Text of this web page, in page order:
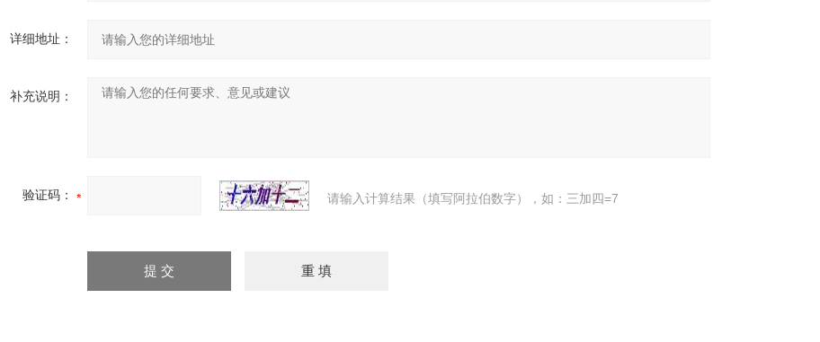
详细地址：
补充说明：
验证码： 请输入计算结果（填写阿拉伯数字），如：三加四=7